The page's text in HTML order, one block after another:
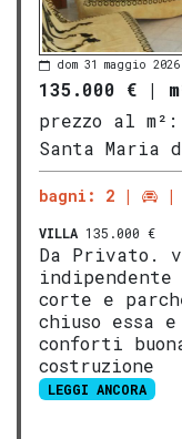
dom 31 maggio 2026
135.000 € |
prezzo al m²:
Santa Maria
bagni: 2
VILLA 135.000 €
Da Privato.
corte e
chiuso essa
conforti
costruzione
LEGGI ANCORA